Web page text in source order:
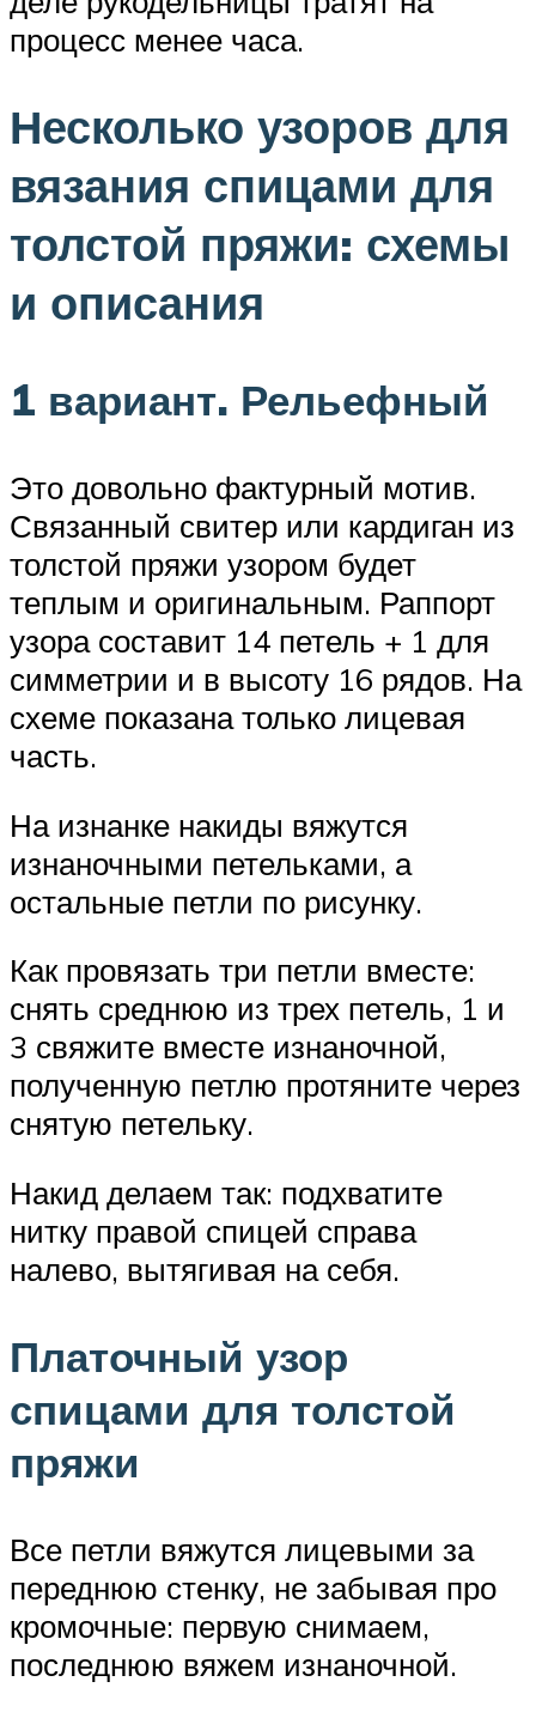
процесс менее часа.
Несколько узоров для
вязания спицами для
толстой пряжи: схемы
и описания
1 вариант. Рельефный
Это довольно фактурный мотив.
Связанный свитер или кардиган из
толстой пряжи узором будет
теплым и оригинальным. Раппорт
узора составит 14 петель + 1 для
симметрии и в высоту 16 рядов. На
схеме показана только лицевая
часть.
На изнанке накиды вяжутся
изнаночными петельками, а
остальные петли по рисунку.
Как провязать три петли вместе:
снять среднюю из трех петель, 1 и
3 свяжите вместе изнаночной,
полученную петлю протяните через
снятую петельку.
Накид делаем так: подхватите
нитку правой спицей справа
налево, вытягивая на себя.
Платочный узор
спицами для толстой
пряжи
Все петли вяжутся лицевыми за
переднюю стенку, не забывая про
кромочные: первую снимаем,
последнюю вяжем изнаночной.